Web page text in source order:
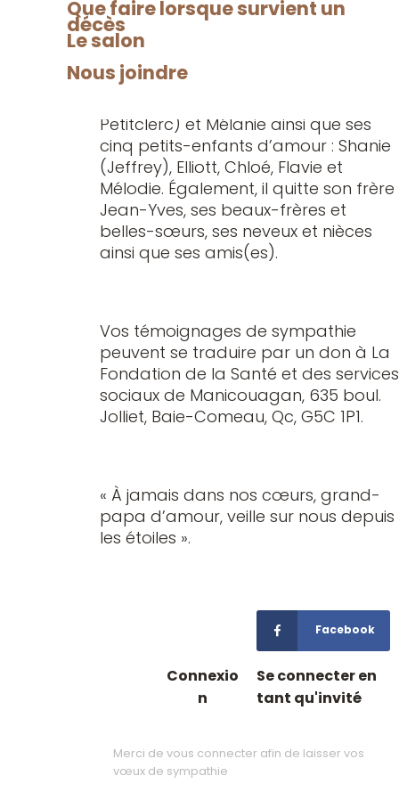
Que faire lorsque survient un
décès
Le salon
Nous joindre
Il laisse dans le deuil ses trois filles :
Petitclerc) et Mélanie ainsi que ses
cinq petits-enfants d’amour : Shanie
(Jeffrey), Elliott, Chloé, Flavie et
Mélodie. Également, il quitte son frère
Jean-Yves, ses beaux-frères et
belles-sœurs, ses neveux et nièces
ainsi que ses amis(es).
Vos témoignages de sympathie
peuvent se traduire par un don à La
Fondation de la Santé et des services
sociaux de Manicouagan, 635 boul.
Jolliet, Baie-Comeau, Qc, G5C 1P1.
« À jamais dans nos cœurs, grand-
papa d’amour, veille sur nous depuis
les étoiles ».
Facebook
Connexio
n
Se connecter en
tant qu'invité